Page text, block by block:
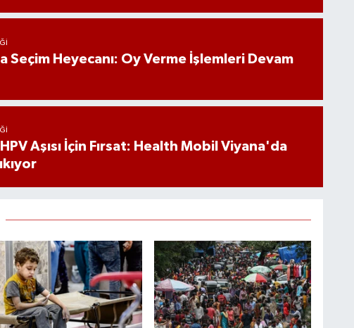
Seçim Heyecanı: Oy Verme İşlemleri Devam
Aşısı İçin Fırsat: Health Mobil Viyana'da